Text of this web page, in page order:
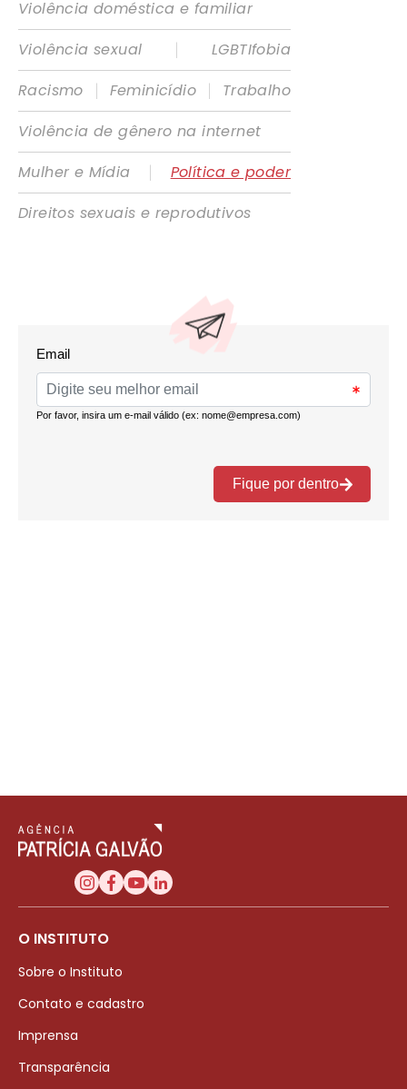
Violência doméstica e familiar
Violência sexual
|
LGBTIfobia
Racismo
| Feminicídio |
Trabalho
Violência de gênero na internet
Mulher e Mídia
|
Política e poder
Direitos sexuais e reprodutivos
O INSTITUTO
Sobre o Instituto
Contato e cadastro
Imprensa
Transparência